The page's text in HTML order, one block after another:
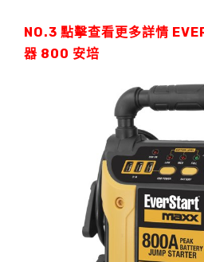
NO.3 點擊查看更多詳情
器 800 安培